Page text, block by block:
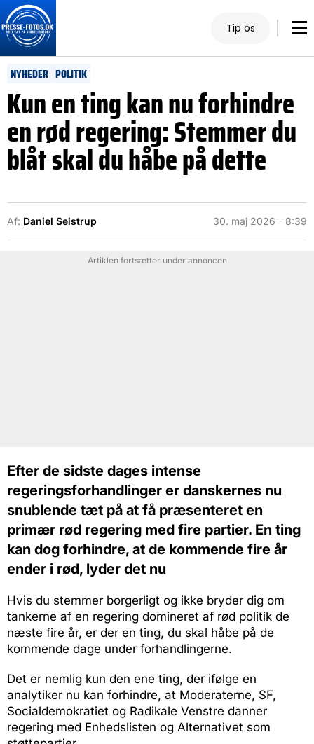
Tip os
NYHEDER POLITIK
Kun en ting kan nu forhindre
en rød regering: Stemmer du
blåt skal du håbe på dette
Af: Daniel Seistrup 30. maj 2026 - 8:39
Artiklen fortsætter under annoncen
Efter de sidste dages intense
regeringsforhandlinger er danskernes nu
snublende tæt på at få præsenteret en
primær rød regering med fire partier. En ting
kan dog forhindre, at de kommende fire år
ender i rød, lyder det nu
Hvis du stemmer borgerligt og ikke bryder dig om
tankerne af en regering domineret af rød politik de
næste fire år, er der en ting, du skal håbe på de
kommende dage under forhandlingerne.
Det er nemlig kun den ene ting, der ifølge en
analytiker nu kan forhindre, at Moderaterne, SF,
Socialdemokratiet og Radikale Venstre danner
regering med Enhedslisten og Alternativet som